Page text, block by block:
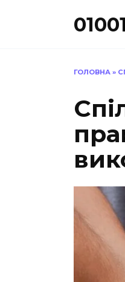
ГОЛОВНА »